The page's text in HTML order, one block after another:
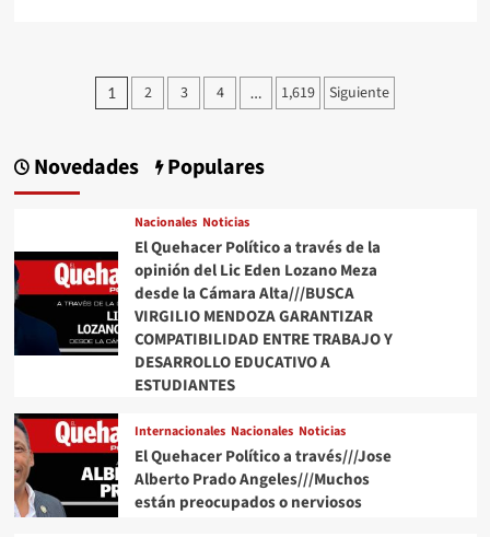
Quehacer
Político
Alberto
Prado
discordia,
el
Papa
invita
a
“redescubrir
hay
en
el
ser
humano”
Paginación
entradas
1 2 3 4 … 1,619 Siguiente
Novedades Populares
Nacionales Noticias
El Quehacer Político a través de la
opinión del Lic Eden Lozano Meza
desde la Cámara Alta///BUSCA
VIRGILIO MENDOZA GARANTIZAR
COMPATIBILIDAD ENTRE TRABAJO Y
DESARROLLO EDUCATIVO A
ESTUDIANTES
Internacionales Nacionales Noticias
El Quehacer Político a través///Jose
Alberto Prado Angeles///Muchos
están preocupados o nerviosos